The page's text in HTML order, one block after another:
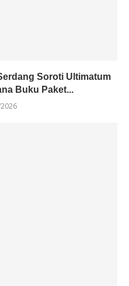
Soroti Ultimatum
Buku Paket...